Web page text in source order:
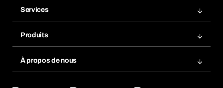
Favoris
Commande automatique
Retour & Réclamation
Services
Gestion des risques chimiques
eProcurement
Produits
À propos de nous